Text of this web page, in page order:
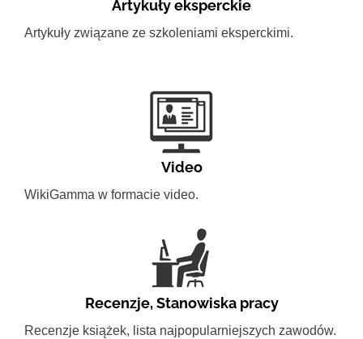
Artykuły eksperckie
Artykuły związane ze szkoleniami eksperckimi.
Video
WikiGamma w formacie video.
Recenzje,Stanowiska pracy
Recenzje książek, lista najpopularniejszych zawodów.